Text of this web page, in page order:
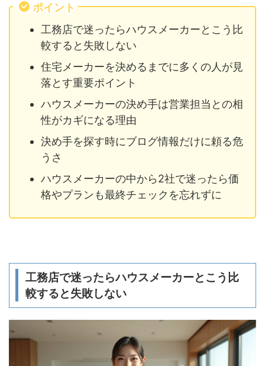
ポイント
工務店で迷ったらハウスメーカーとこう比
較すると失敗しない
住宅メーカーを決めるまでに多くの人が見
落とす重要ポイント
ハウスメーカーの決め手は営業担当との相
性がカギになる理由
決め手を探す時にブログ情報だけに頼る危
うさ
ハウスメーカーの中から2社で迷ったら価
格やプランも最終チェックを忘れずに
工務店で迷ったらハウスメーカーとこう比
較すると失敗しない